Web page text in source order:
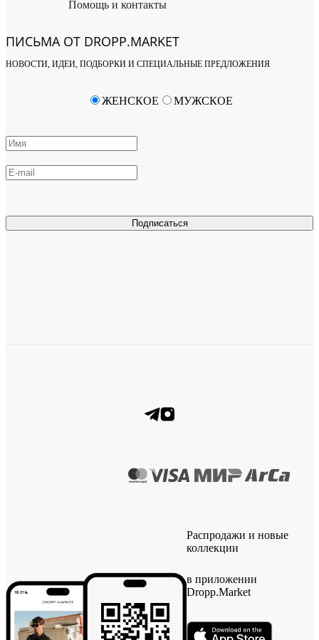
Помощь и контакты
ПИСЬМА ОТ DROPP.MARKET
НОВОСТИ, ИДЕИ, ПОДБОРКИ И СПЕЦИАЛЬНЫЕ ПРЕДЛОЖЕНИЯ
Подписаться
ЖЕНСКОЕ МУЖСКОЕ
Распродажи и новые
коллекции
в приложении
Dropp.Market